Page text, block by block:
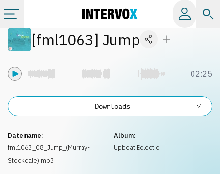
Kategorien
Alle Alben
Playlists
Lizenzen
[fml1063] Jump
02:25
Dateiname:
fml1063_08_Jump_(Murray-
Stockdale).mp3
Album:
Upbeat Eclectic
Downloads